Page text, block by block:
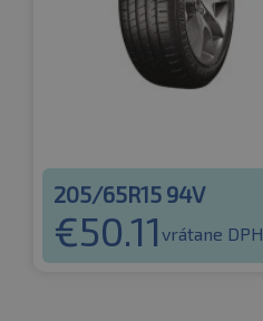
205/65R15 94V
€50.11 vrátane DPH